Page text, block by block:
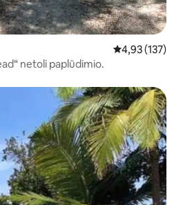
Vidutinis
4,93 (137)
netoli paplūdimio.